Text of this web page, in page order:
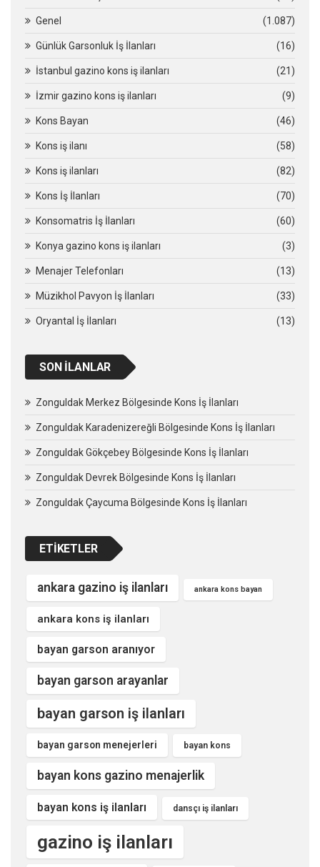
Genel (1.087)
Günlük Garsonluk İş İlanları (16)
İstanbul gazino kons iş ilanları (21)
İzmir gazino kons iş ilanları (9)
Kons Bayan (46)
Kons iş ilanı (58)
Kons iş ilanları (82)
Kons İş İlanları (70)
Konsomatris İş İlanları (60)
Konya gazino kons iş ilanları (3)
Menajer Telefonları (13)
Müzikhol Pavyon İş İlanları (33)
Oryantal İş İlanları (13)
SON İLANLAR
Zonguldak Merkez Bölgesinde Kons İş İlanları
Zonguldak Karadenizereğli Bölgesinde Kons İş İlanları
Zonguldak Gökçebey Bölgesinde Kons İş İlanları
Zonguldak Devrek Bölgesinde Kons İş İlanları
Zonguldak Çaycuma Bölgesinde Kons İş İlanları
ETIKETLER
ankara gazino iş ilanları ankara kons bayan
ankara kons iş ilanları
bayan garson aranıyor
bayan garson arayanlar
bayan garson iş ilanları
bayan garson menejerleri bayan kons
bayan kons gazino menajerlik
bayan kons iş ilanları dansçı iş ilanları
gazino iş ilanları